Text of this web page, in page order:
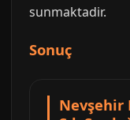
sunmaktadir.
Sonuç
Nevşehir